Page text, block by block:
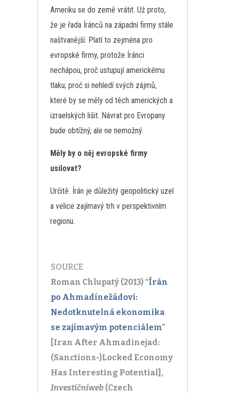
Ameriku se do země vrátit. Už proto,
že je řada Íránců na západní firmy stále
naštvanější. Platí to zejména pro
evropské firmy, protože Íránci
nechápou, proč ustupují americkému
tlaku; proč si nehledí svých zájmů,
které by se měly od těch amerických a
izraelských lišit. Návrat pro Evropany
bude obtížný, ale ne nemožný.
Měly by o něj evropské firmy
usilovat?
Určitě. Írán je důležitý geopolitický uzel
a velice zajímavý trh v perspektivním
regionu.
SOURCE
Roman Chlupatý (2013) “Írán
po Ahmadínežádovi:
Nedotknutelná ekonomika
se zajímavým potenciálem”
[Iran After Ahmadinejad:
(Sanctions-)Locked Economy
Has Interesting Potential],
Investičníweb (Czech